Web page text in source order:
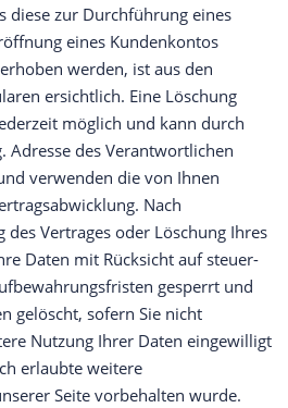
diese zur Durchführung eines
eines Kundenkontos
werden, ist aus den
ersichtlich. Eine Löschung
möglich und kann durch
Adresse des Verantwortlichen
verwenden die von Ihnen
Nach
Vertrages oder Löschung Ihres
Daten mit Rücksicht auf steuer-
gesperrt und
gelöscht, sofern Sie nicht
Nutzung Ihrer Daten eingewilligt
erlaubte weitere
Seite vorbehalten wurde.